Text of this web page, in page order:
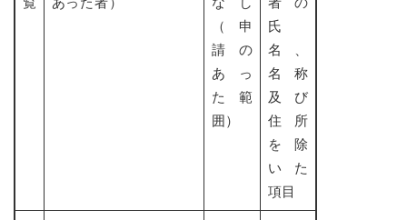
（申
請の
あっ
た範
囲）
氏
名、
名称
及び
住所
を除
いた
項目